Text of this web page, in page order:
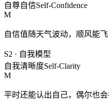
自尊自信Self-Confidence
M
自信值随天气波动，顺风能飞
S2 · 自我模型
自我清晰度Self-Clarity
M
平时还能认出自己，偶尔也会